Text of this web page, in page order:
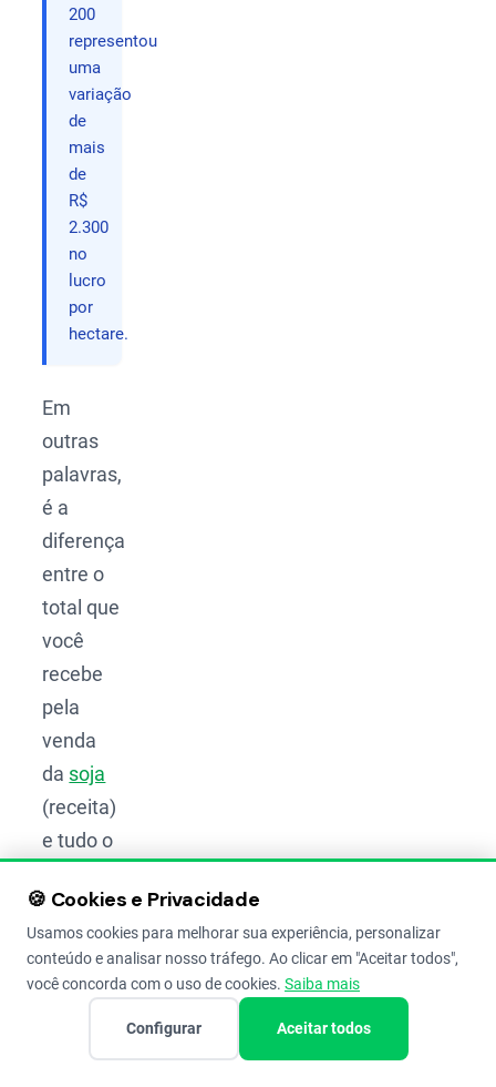
200
representou
uma
variação
de
mais
de
R$
2.300
no
lucro
por
hectare.
Em
outras
palavras,
é a
diferença
entre o
total que
você
recebe
pela
venda
da soja
(receita)
e tudo o
você
gastou
para
produzi-
🍪 Cookies e Privacidade
Usamos cookies para melhorar sua experiência, personalizar
conteúdo e analisar nosso tráfego. Ao clicar em "Aceitar todos",
você concorda com o uso de cookies. Saiba mais
Configurar Aceitar todos